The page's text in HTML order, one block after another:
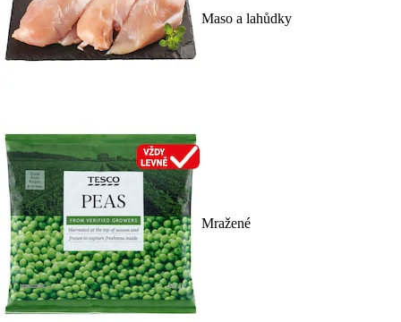
Maso a lahůdky
Mražené